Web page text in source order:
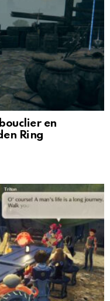
en
Ring